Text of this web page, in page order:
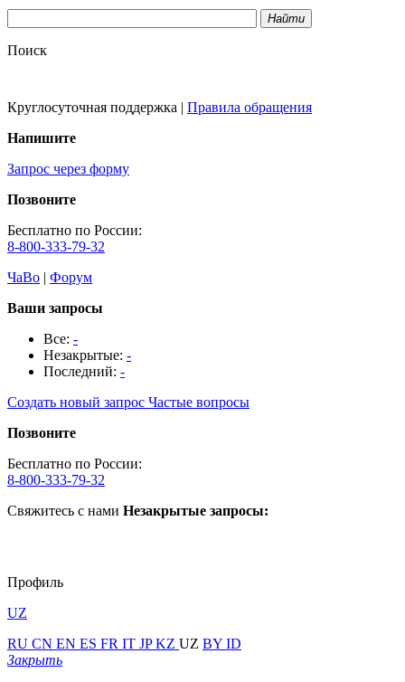
Найти
Поиск
Круглосуточная поддержка | Правила обращения
Напишите
Запрос через форму
Позвоните
Бесплатно по России:
8-800-333-79-32
ЧаВо | Форум
Ваши запросы
Все: -
Незакрытые: -
Последний: -
Создать новый запрос Частые вопросы
Позвоните
Бесплатно по России:
8-800-333-79-32
Свяжитесь с нами Незакрытые запросы:
Профиль
UZ
RU CN EN ES FR IT JPKZ UZ BY ID
Закрыть